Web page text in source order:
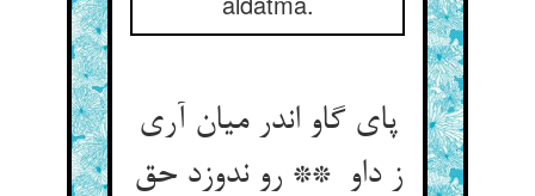
پای گاو اندر میان آری
ز داو ** رو ندوزد حق